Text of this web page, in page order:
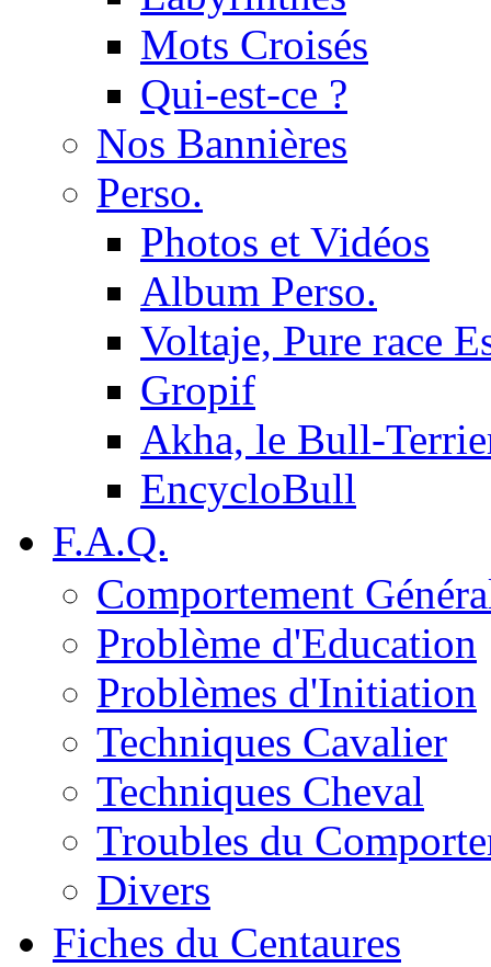
Mots Croisés
Qui-est-ce ?
Nos Bannières
Perso.
Photos et Vidéos
Album Perso.
Voltaje, Pure race
Gropif
Akha, le Bull-
EncycloBull
F.A.Q.
Comportement
Problème d'Education
Problèmes d'Initiation
Techniques Cavalier
Techniques Cheval
Troubles du
Divers
Fiches du Centaures